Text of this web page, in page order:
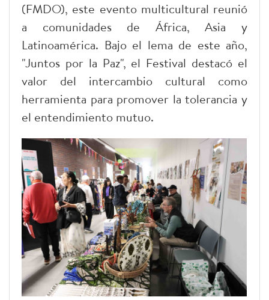
(FMDO), este evento multicultural reunió
a comunidades de África, Asia y
Latinoamérica. Bajo el lema de este año,
"Juntos por la Paz", el Festival destacó el
valor del intercambio cultural como
herramienta para promover la tolerancia y
el entendimiento mutuo.